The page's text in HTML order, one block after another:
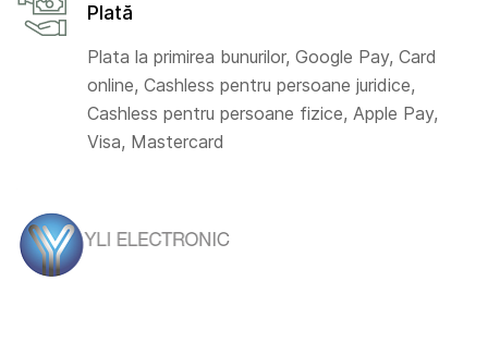
Plată
Plata la primirea bunurilor, Google Pay, Card
online, Cashless pentru persoane juridice,
Cashless pentru persoane fizice, Apple Pay,
Visa, Mastercard